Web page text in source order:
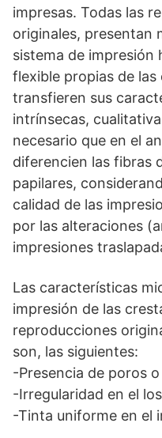
impresas. Todas las
originales, presentan
sistema de
flexible propias de
transfieren sus
intrínsecas,
necesario que en el
diferencien las fibras
papilares,
calidad de las
por las alteraciones
impresiones
Las características
impresión de las
reproducciones
son, las siguientes:
-Presencia de poros
-Irregularidad en el
-Tinta uniforme en el